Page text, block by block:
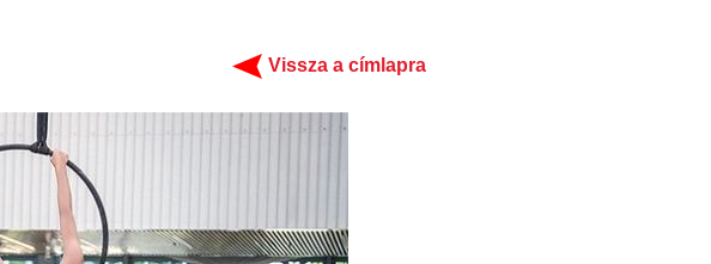
Vissza a címlapra